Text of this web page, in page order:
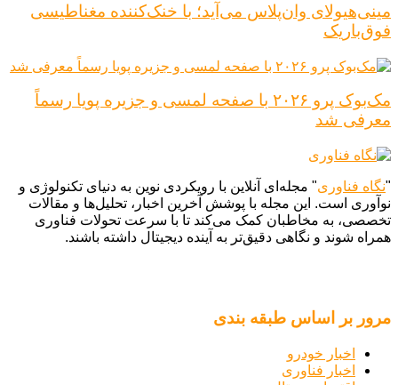
مینی‌هیولای وان‌پلاس می‌آید؛ با خنک‌کننده مغناطیسی
فوق‌باریک
مک‌بوک پرو ۲۰۲۶ با صفحه لمسی و جزیره پویا رسماً
معرفی شد
"نگاه فناوری" مجله‌ای آنلاین با رویکردی نوین به دنیای تکنولوژی و
نوآوری است. این مجله با پوشش آخرین اخبار، تحلیل‌ها و مقالات
تخصصی، به مخاطبان کمک می‌کند تا با سرعت تحولات فناوری
همراه شوند و نگاهی دقیق‌تر به آینده دیجیتال داشته باشند.
مرور بر اساس طبقه بندی
اخبار خودرو
اخبار فناوری